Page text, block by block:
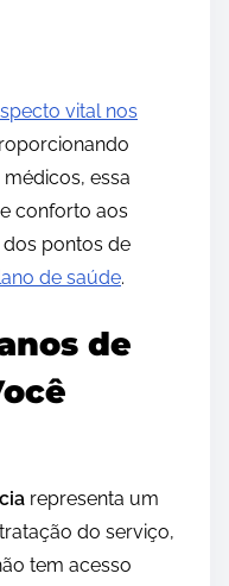
vital nos
essa
conforto aos
pontos de
de saúde.
de
representa um
do serviço,
tem acesso